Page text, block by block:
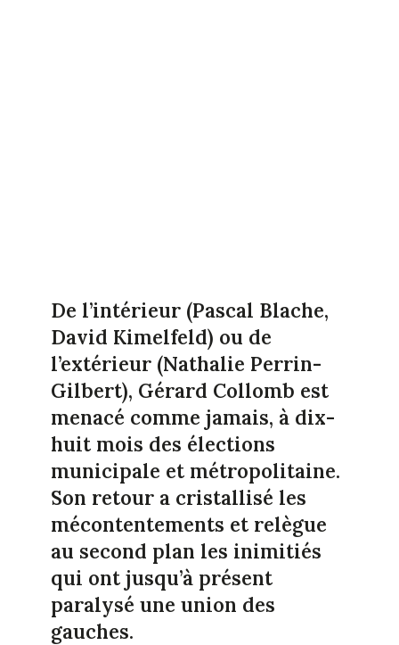
De l’intérieur (Pascal Blache,
David Kimelfeld) ou de
l’extérieur (Nathalie Perrin-
Gilbert), Gérard Collomb est
menacé comme jamais, à dix-
huit mois des élections
municipale et métropolitaine.
Son retour a cristallisé les
mécontentements et relègue
au second plan les inimitiés
qui ont jusqu’à présent
paralysé une union des
gauches.